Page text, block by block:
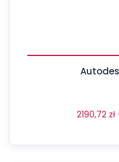
2190,72 zł